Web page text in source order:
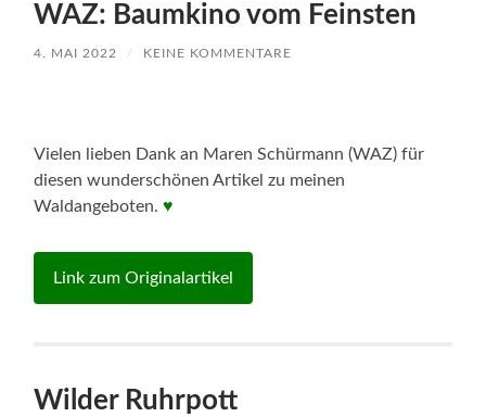
WAZ: Baumkino vom Feinsten
4. MAI 2022 / KEINE KOMMENTARE
Vielen lieben Dank an Maren Schürmann (WAZ) für
diesen wunderschönen Artikel zu meinen
Waldangeboten.♥
Link zum Originalartikel
Wilder Ruhrpott